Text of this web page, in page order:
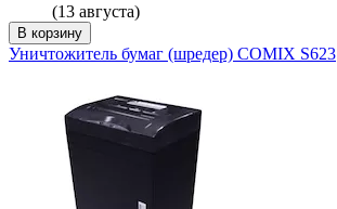
(13 августа)
В корзину
Уничтожитель бумаг (шредер) COMIX S623